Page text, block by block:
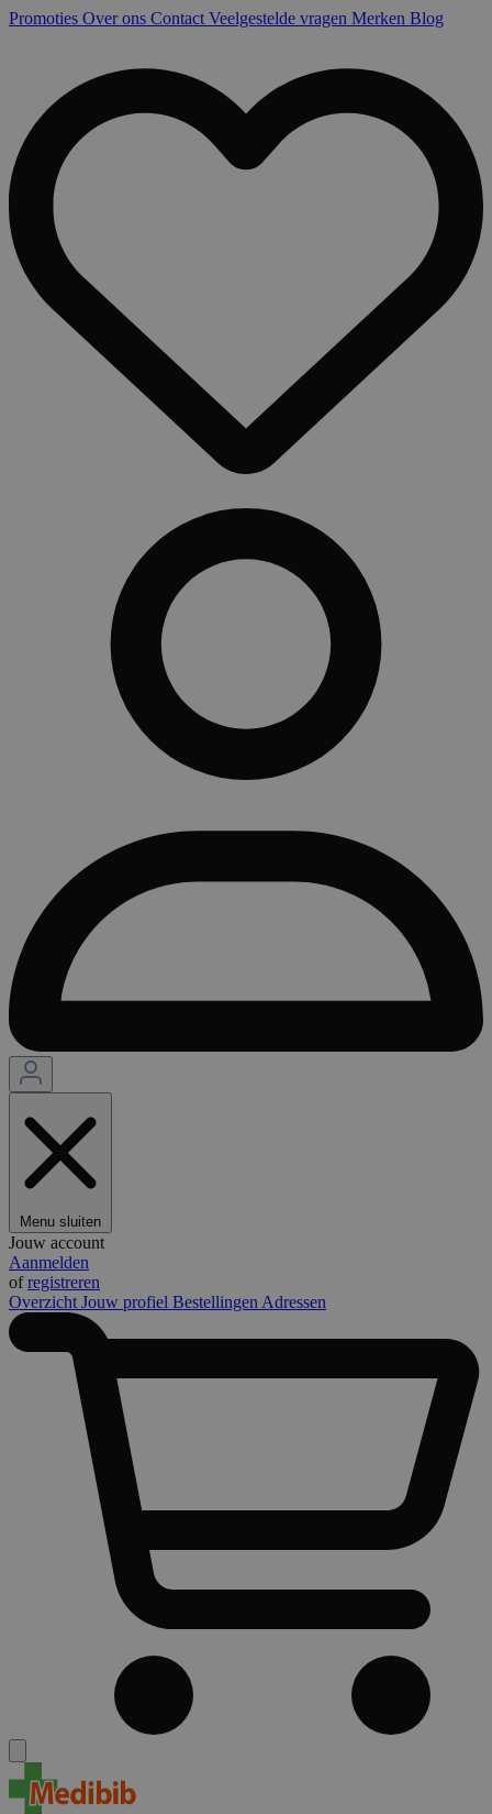
Promoties Over ons Contact Veelgestelde vragen Merken Blog
Menu sluiten
Jouw account
Aanmelden
ofregistreren
Overzicht Jouw profiel Bestellingen Adressen